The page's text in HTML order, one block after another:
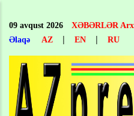
main
content
09 avqust 2026 XƏBƏRLƏR
Əlaqə
AZ | EN | RU